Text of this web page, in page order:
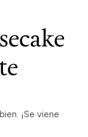
¡Se viene